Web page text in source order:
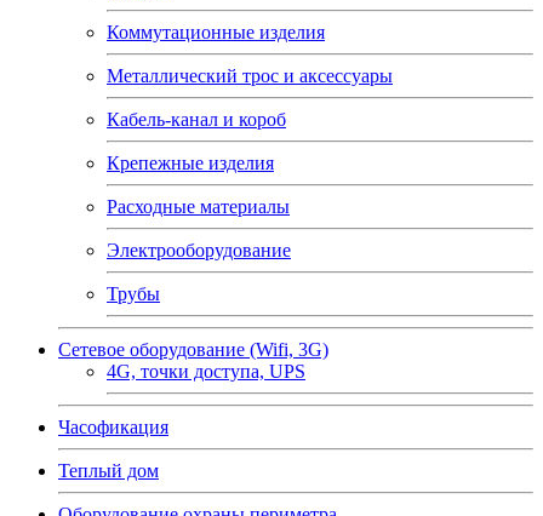
Коммутационные изделия
Металлический трос и аксессуары
Кабель-канал и короб
Крепежные изделия
Расходные материалы
Электрооборудование
Трубы
Сетевое оборудование (Wifi, 3G)
4G, точки доступа, UPS
Часофикация
Теплый дом